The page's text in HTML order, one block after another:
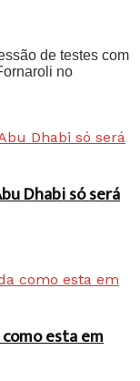
de testes com
no
Dhabi só será
esta em